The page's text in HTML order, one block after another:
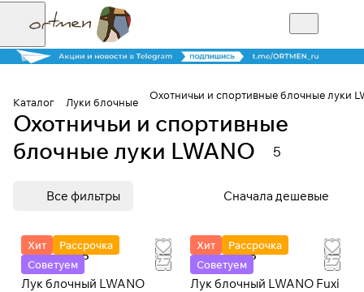
Каталог Луки блочные
Охотничьи и спортивные блочные луки
Охотничьи и спортивные
блочные луки LWANO
5
Все фильтры Сначала дешевые
Хит
Рассрочка
Советуем
от 34 000 Р
Лук блочный LWANO
Хит
Рассрочка
Советуем
от 52 000 Р
Лук блочный LWANO Fuxi
Для клиентов всех банков
оплату на части
Сегодня
25%